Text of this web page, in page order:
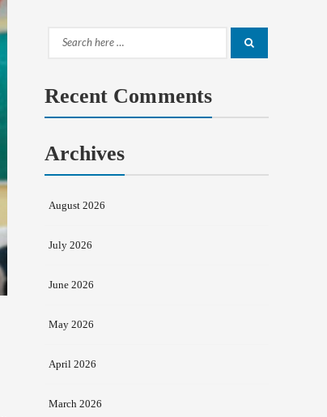
Search
Recent Comments
Archives
August 2026
July 2026
June 2026
May 2026
April 2026
March 2026